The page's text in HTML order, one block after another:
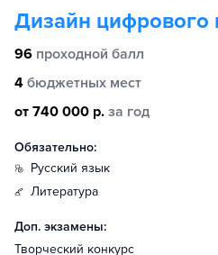
Дизайн цифрового
96 проходной балл
4 бюджетных мест
от 740 000 р. за год
Обязательно:
русский язык
литература
Доп. экзамены:
Творческий конкурс